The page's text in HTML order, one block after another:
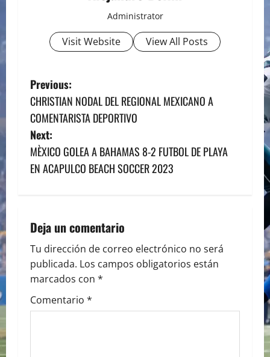
Administrator
Visit Website View All Posts
P
o
s
t
v
i
g
a
Previous:
CHRISTIAN NODAL DEL REGIONAL MEXICANO A
COMENTARISTA DEPORTIVO
Next:
MÈXICO GOLEA A BAHAMAS 8-2 FUTBOL DE PLAYA
EN ACAPULCO BEACH SOCCER 2023
Deja un comentario
Tu dirección de correo electrónico no será
publicada. Los campos obligatorios están
marcados con *
Comentario *